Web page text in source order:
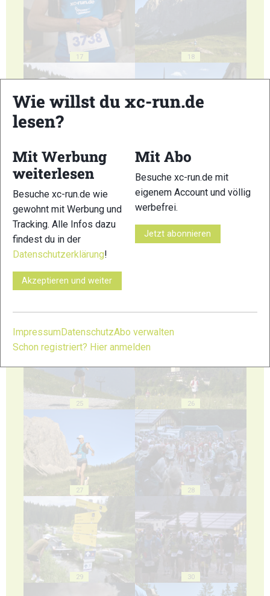
17 18
21 22
25 26
27 28
29 30
Wie willst du xc-run.de
lesen?
Mit Werbung
weiterlesen
Besuche xc-run.de wie
gewohnt mit Werbung und
Tracking. Alle Infos dazu
findest du in der
Datenschutzerklärung!
Akzeptieren und weiter
Mit Abo
Besuche xc-run.de mit
eigenem Account und völlig
werbefrei.
Jetzt abonnieren
ImpressumDatenschutzAbo verwalten
Schon registriert? Hier anmelden